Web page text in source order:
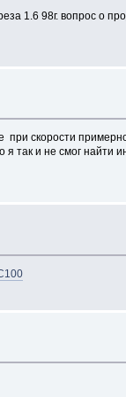
1.6 98г. вопрос о
при скорости
я так и не смог найти